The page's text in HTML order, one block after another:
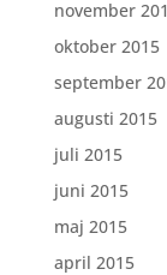
november
oktober 2015
september
augusti 2015
juli 2015
juni 2015
maj 2015
april 2015